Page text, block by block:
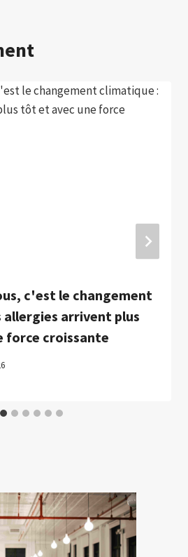
c'est le changement
allergies arrivent plus
force croissante